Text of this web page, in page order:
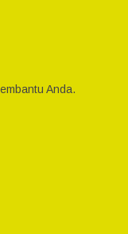
Anda.